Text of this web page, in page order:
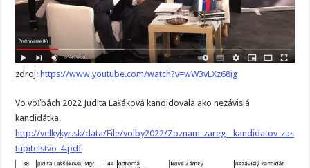
zdroj: https://www.youtube.com/watch?v=wW3vLXz68ig
Vo voľbách 2022 Judita Lašáková kandidovala ako nezávislá
kandidátka.
http://velkykyr.sk/data/File/volby2022/Zoznam_zareg__kandidatov_zas
tupitelstvo_4.pdf